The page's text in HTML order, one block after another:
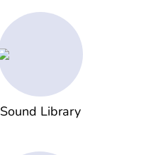
Sound Library